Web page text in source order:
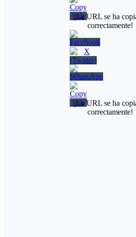
¡La URL se ha
correctamente!
¡La URL se ha
correctamente!